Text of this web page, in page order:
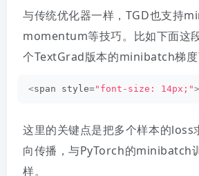
与传统优化器一样，TGD也支持
momentum等技巧。比如下面这
个TextGrad版本的minibatch梯度
<span style="font-size: 14px;"
这里的关键点是把多个样本的loss
向传播，与PyTorch的minibatch
样。